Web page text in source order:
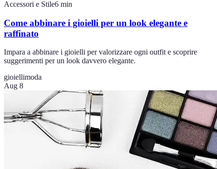
Accessori e Stile6 min
Come abbinare i gioielli per un look elegante e
raffinato
Impara a abbinare i gioielli per valorizzare ogni outfit e scoprire
suggerimenti per un look davvero elegante.
gioiellimoda
Aug 8